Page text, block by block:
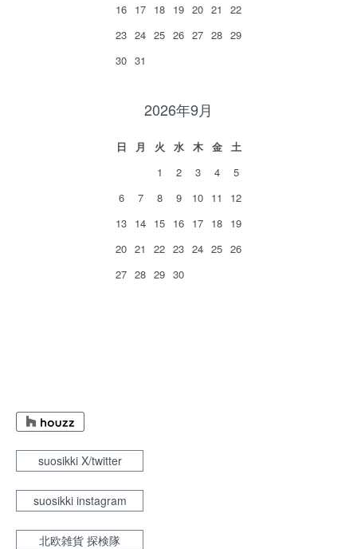
16 17 18 19 20 21
22
23 24 25 26 27 28 29
30 31
2026年9月
日 月 火 水 木 金
土
1
2 3 4
5
6
7 8 9 10 11
12
13 14 15 16 17 18 19
20 21 22 23 24 25 26
27 28 29 30
suosikki X/twitter
suosikki instagram
北欧雑貨 探検隊